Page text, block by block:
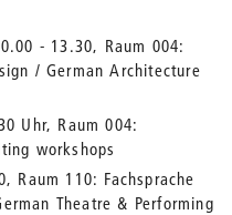
/ German Architecture
Uhr, Raum 004:
workshops
Raum 110: Fachsprache
Theatre & Performing